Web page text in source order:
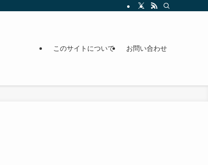
このサイトについて お問い合わせ